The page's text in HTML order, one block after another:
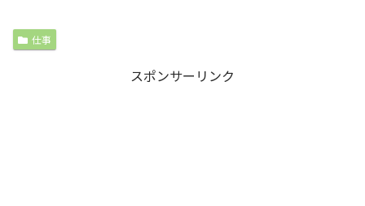
仕事
スポンサーリンク